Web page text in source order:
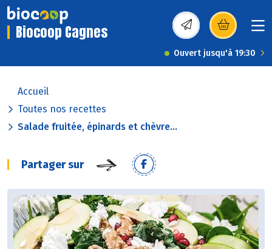
Biocoop Cagnes (s’ouvre dans une
Ouvert jusqu'à 19:30
Accueil
Toutes nos recettes
Salade fruitée, épinards et chèvre...
Partager sur